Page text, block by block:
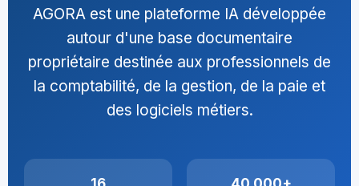
AGORA est une plateforme IA développée
autour d'une base documentaire
propriétaire destinée aux professionnels de
la comptabilité, de la gestion, de la paie et
des logiciels métiers.